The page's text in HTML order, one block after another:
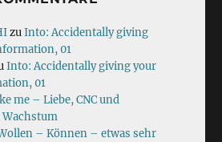
zuInto: Accidentally giving
01
Into: Accidentally giving your
01
me – Liebe, CNC und
– Können – etwas sehr